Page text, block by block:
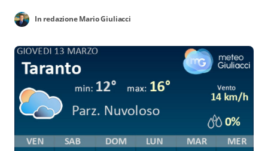
In redazione Mario Giuliacci